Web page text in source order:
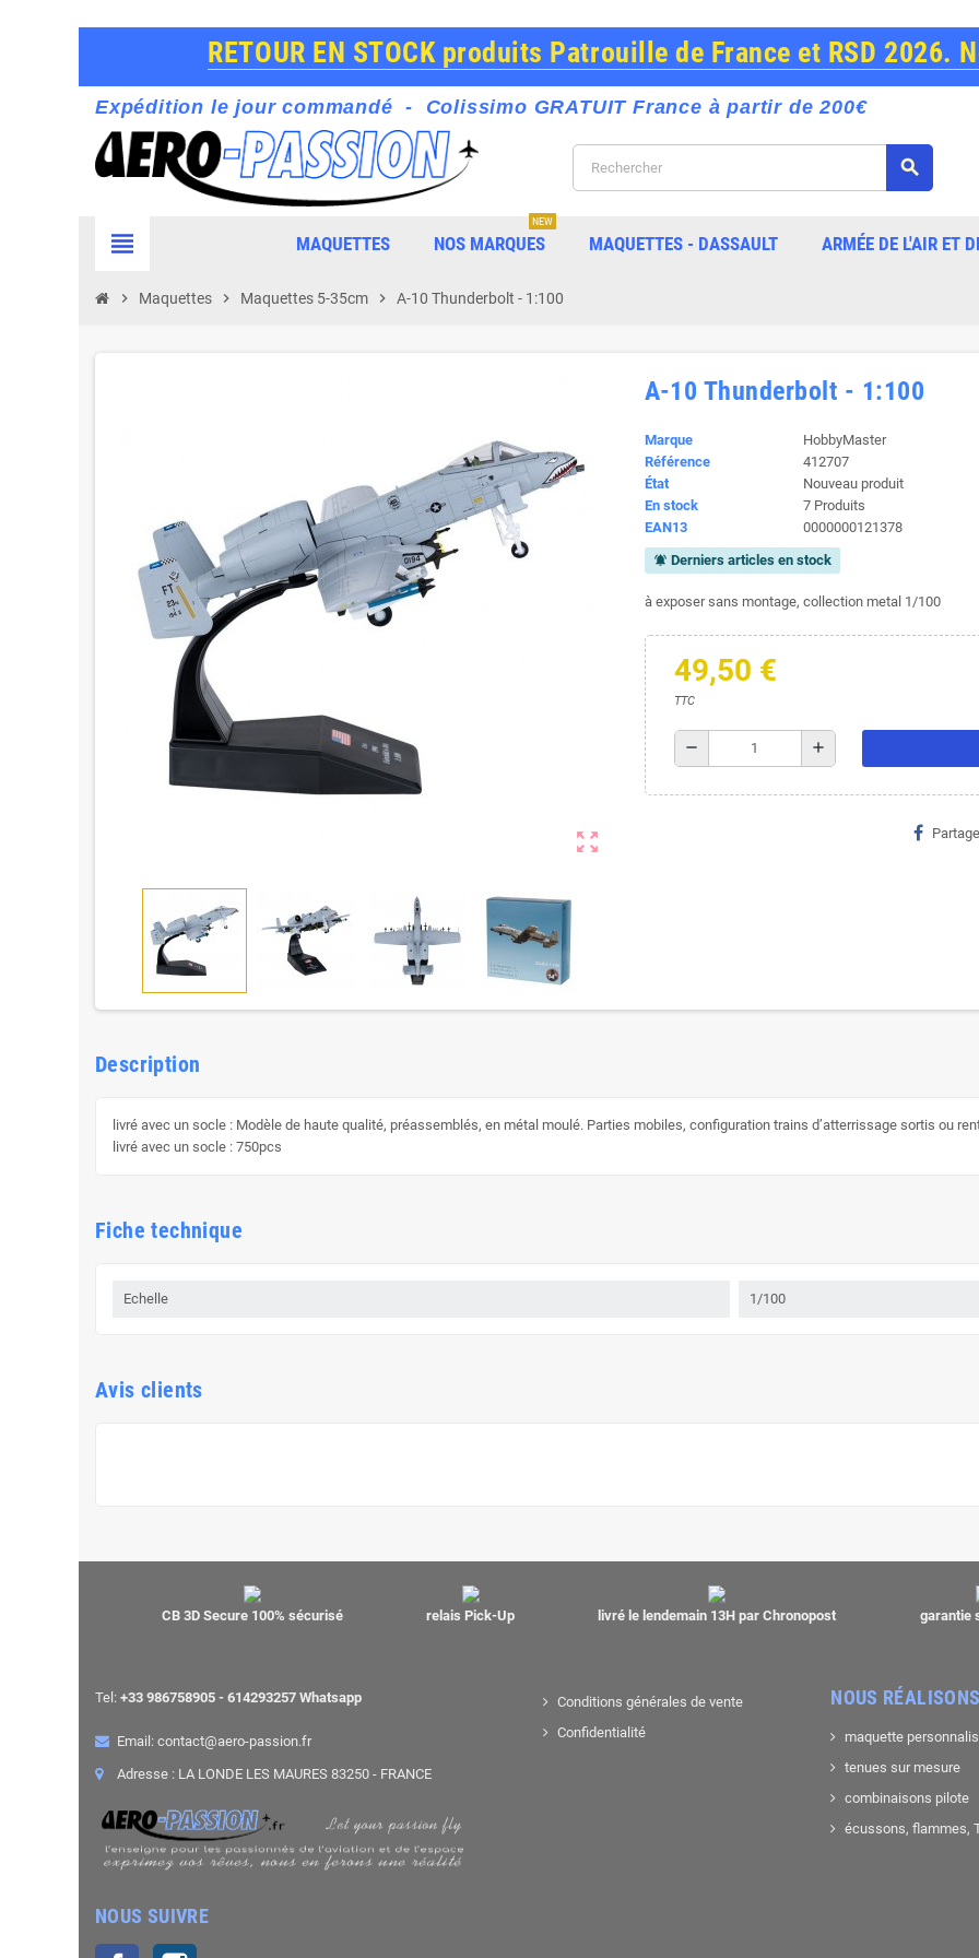
RETOUR EN STOCK produits Patrouille de France et RSD 2026.
Expédition le jour commandé - Colissimo GRATUIT France à partir de 200€
search
view_headline MAQUETTES NOS MARQUES
NEW
MAQUETTES - DASSAULT ARMÉE DE L'AIR ET
chevron_right Maquettes chevron_right Maquettes 5-35cm chevron_right A-10 Thunderbolt - 1:100
zoom_out_map
A-10 Thunderbolt - 1:100
Marque
HobbyMaster
Référence
412707
État
Nouveau produit
En stock
7 Produits
EAN13
0000000121378
notifications_active Derniers articles en stock
à exposer sans montage, collection metal 1/100
49,50 €
TTC
remove add
Description
livré avec un socle : Modèle de haute qualité, préassemblés, en métal moulé. Parties mobiles, configuration trains d’atterrissage sortis ou
livré avec un socle : 750pcs
Fiche technique
Echelle 1/100
Avis clients
CB 3D Secure 100% sécurisé relais Pick-Up livré le lendemain 13H par Chronopost garantie
Tel: +33 986758905 - 614293257 Whatsapp
Email: contact@aero-passion.fr
Adresse : LA LONDE LES MAURES 83250 - FRANCE
NOUS SUIVRE
Facebook
Conditions générales de vente
Confidentialité
NOUS
maquette
tenues sur mesure
combinaisons pilote
écussons, flammes,